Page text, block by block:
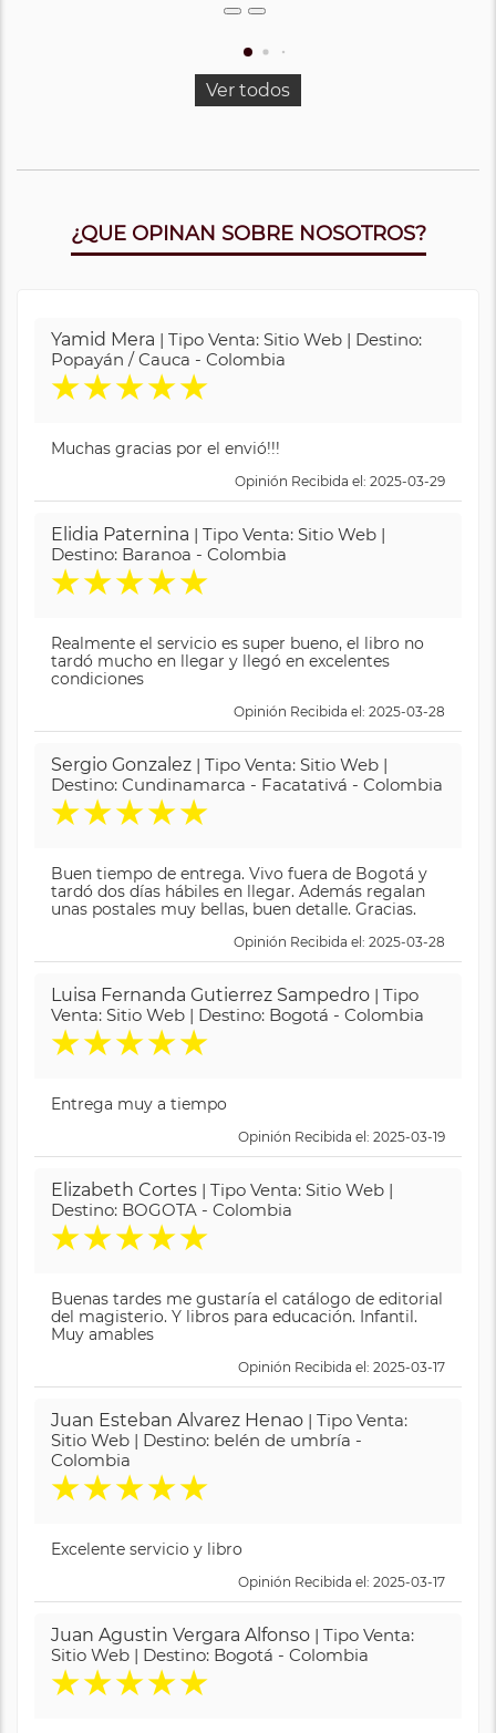
Ver todos
¿QUE OPINAN SOBRE NOSOTROS?
Yamid Mera | Tipo Venta: Sitio Web | Destino:
Popayán / Cauca - Colombia
★★★★★
Muchas gracias por el envió!!!
Opinión Recibida el: 2025-03-29
Elidia Paternina | Tipo Venta: Sitio Web |
Destino: Baranoa - Colombia
★★★★★
Realmente el servicio es super bueno, el libro no
tardó mucho en llegar y llegó en excelentes
condiciones
Opinión Recibida el: 2025-03-28
Sergio Gonzalez | Tipo Venta: Sitio Web |
Destino: Cundinamarca - Facatativá - Colombia
★★★★★
Buen tiempo de entrega. Vivo fuera de Bogotá y
tardó dos días hábiles en llegar. Además regalan
unas postales muy bellas, buen detalle. Gracias.
Opinión Recibida el: 2025-03-28
Luisa Fernanda Gutierrez Sampedro | Tipo
Venta: Sitio Web | Destino: Bogotá - Colombia
★★★★★
Entrega muy a tiempo
Opinión Recibida el: 2025-03-19
Elizabeth Cortes | Tipo Venta: Sitio Web |
Destino: BOGOTA - Colombia
★★★★★
Buenas tardes me gustaría el catálogo de editorial
del magisterio. Y libros para educación. Infantil.
Muy amables
Opinión Recibida el: 2025-03-17
Juan Esteban Alvarez Henao | Tipo Venta:
Sitio Web | Destino: belén de umbría -
Colombia
★★★★★
Excelente servicio y libro
Opinión Recibida el: 2025-03-17
Juan Agustin Vergara Alfonso | Tipo Venta:
Sitio Web | Destino: Bogotá - Colombia
★★★★★